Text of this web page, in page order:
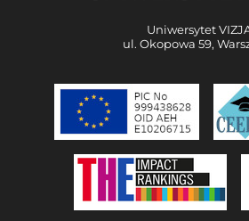
Uniwersytet
ul. Okopowa 59,